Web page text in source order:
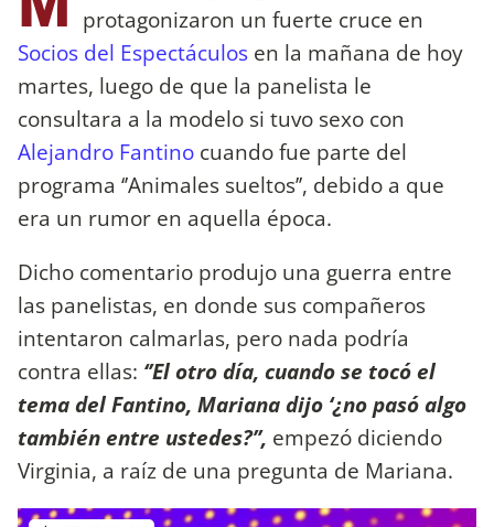
protagonizaron un fuerte cruce en
Socios del Espectáculos en la mañana de hoy
martes, luego de que la panelista le
consultara a la modelo si tuvo sexo con
Alejandro Fantino cuando fue parte del
programa ‘’Animales sueltos’’, debido a que
era un rumor en aquella época.
Dicho comentario produjo una guerra entre
las panelistas, en donde sus compañeros
intentaron calmarlas, pero nada podría
contra ellas: ‘’El otro día, cuando se tocó el
tema del Fantino, Mariana dijo ‘¿no pasó algo
también entre ustedes?’’, empezó diciendo
Virginia, a raíz de una pregunta de Mariana.